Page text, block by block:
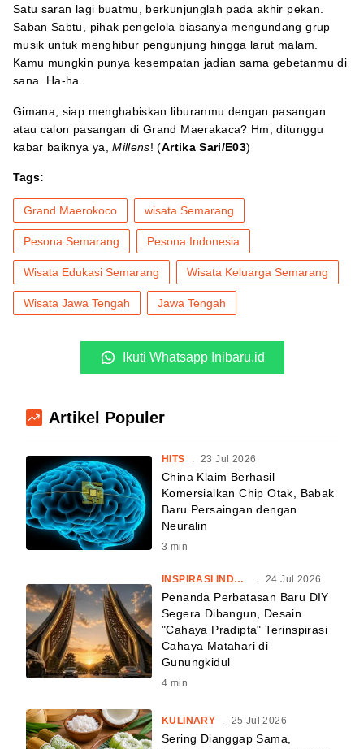
Satu saran lagi buatmu, berkunjunglah pada akhir pekan.
Saban Sabtu, pihak pengelola biasanya mengundang grup
musik untuk menghibur pengunjung hingga larut malam.
Kamu mungkin punya kesempatan jadian sama gebetanmu di
sana. Ha-ha.
Gimana, siap menghabiskan liburanmu dengan pasangan
atau calon pasangan di Grand Maerakaca? Hm, ditunggu
kabar baiknya ya,Millens! (Artika Sari/E03)
Tags:
Grand Maerokoco wisata Semarang
Pesona Semarang Pesona Indonesia
Wisata Edukasi Semarang Wisata Keluarga Semarang
Wisata Jawa Tengah Jawa Tengah
Ikuti Whatsapp Inibaru.id
Artikel Populer
HITS . 23 Jul 2026
China Klaim Berhasil
Komersialkan Chip Otak, Babak
Baru Persaingan dengan
Neuralin
3 min
INSPIRASI INDONESIA . 24 Jul 2026
Penanda Perbatasan Baru DIY
Segera Dibangun, Desain
"Cahaya Pradipta" Terinspirasi
Cahaya Matahari di
Gunungkidul
4 min
KULINARY . 25 Jul 2026
Sering Dianggap Sama,